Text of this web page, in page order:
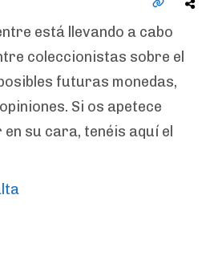
está llevando a cabo
coleccionistas sobre el
futuras monedas,
Si os apetece
su cara, tenéis aquí el